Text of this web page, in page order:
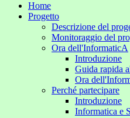
Home
Progetto
Descrizione del
Monitoraggio del
Ora dell'InformaticA
Introduzione
Guida rapida
Ora
Perché partecipare
Introduzione
Informatica e